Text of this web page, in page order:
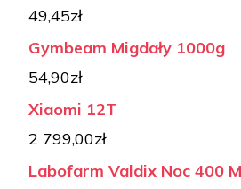
49,45zł
Gymbeam Migdały 1000g
54,90zł
Xiaomi 12T
2 799,00zł
Labofarm Valdix Noc 400